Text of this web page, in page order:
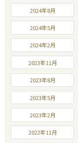
2024年8月
2024年5月
2024年2月
2023年11月
2023年8月
2023年5月
2023年2月
2022年11月